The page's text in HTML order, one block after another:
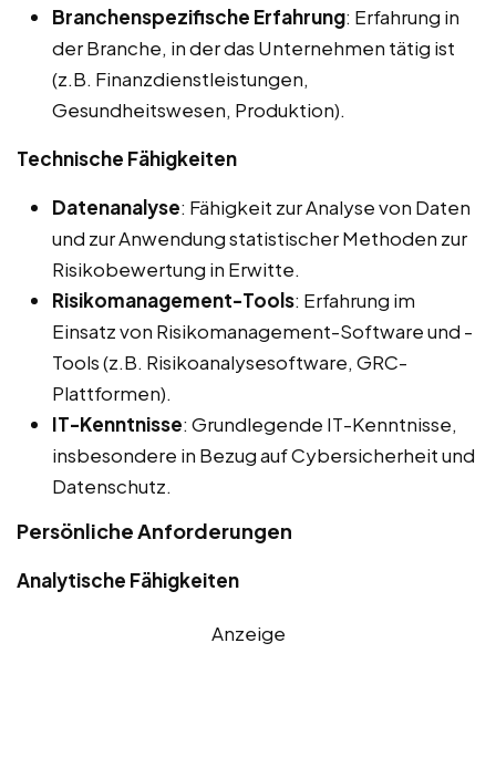
Branchenspezifische Erfahrung: Erfahrung in
der Branche, in der das Unternehmen tätig ist
(z.B. Finanzdienstleistungen,
Gesundheitswesen, Produktion).
Technische Fähigkeiten
Datenanalyse: Fähigkeit zur Analyse von Daten
und zur Anwendung statistischer Methoden zur
Risikobewertung in Erwitte.
Risikomanagement-Tools: Erfahrung im
Einsatz von Risikomanagement-Software und -
Tools (z.B. Risikoanalysesoftware, GRC-
Plattformen).
IT-Kenntnisse: Grundlegende IT-Kenntnisse,
insbesondere in Bezug auf Cybersicherheit und
Datenschutz.
Persönliche Anforderungen
Analytische Fähigkeiten
Anzeige